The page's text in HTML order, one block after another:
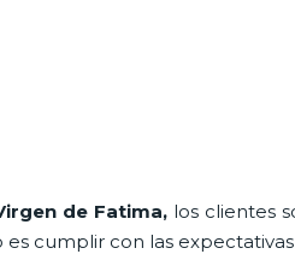
de Fatima, los clientes
cumplir con las